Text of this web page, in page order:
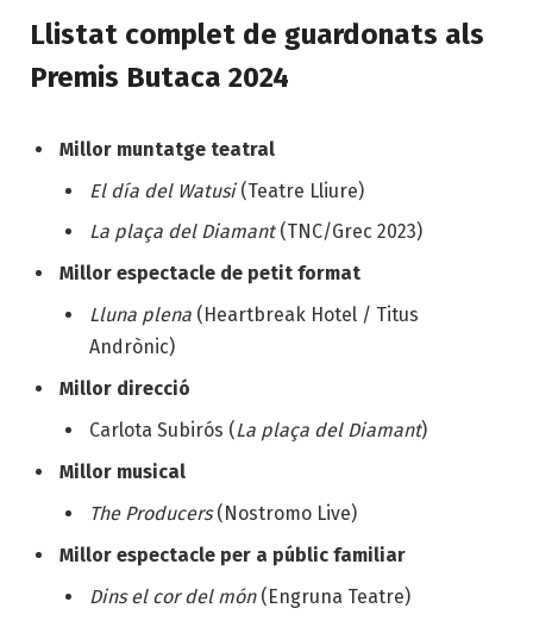
Llistat complet de guardonats als
Premis Butaca 2024
Millor muntatge teatral
El día del Watusi(Teatre Lliure)
La plaça del Diamant(TNC/Grec 2023)
Millor espectacle de petit format
Lluna plena (Heartbreak Hotel / Titus
Andrònic)
Millor direcció
Carlota Subirós (La plaça del Diamant)
Millor musical
The Producers(Nostromo Live)
Millor espectacle per a públic familiar
Dins el cor del món(Engruna Teatre)